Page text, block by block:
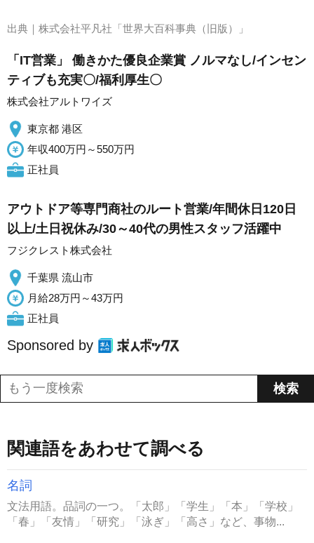
出典｜ 株式会社平凡社「世界大百科事典（旧版）」
「IT営業」 働きかた優良企業賞 ノルマなし/インセン
ティブも充実〇/福利厚生〇
株式会社アルトワイズ
東京都 港区
年収400万円～550万円
正社員
アウトドア等専門商社のルート営業/年間休日120日
以上/土日祝休み/30～40代の男性スタッフ活躍中
フジクレスト株式会社
千葉県 流山市
月給28万円～43万円
正社員
Sponsored by
関連語をあわせて調べる
名詞
文法用語。品詞の一つ。「太郎」「学生」「本」「学校」
「春」「友情」「研究」「泳ぎ」「高さ」など、事物...